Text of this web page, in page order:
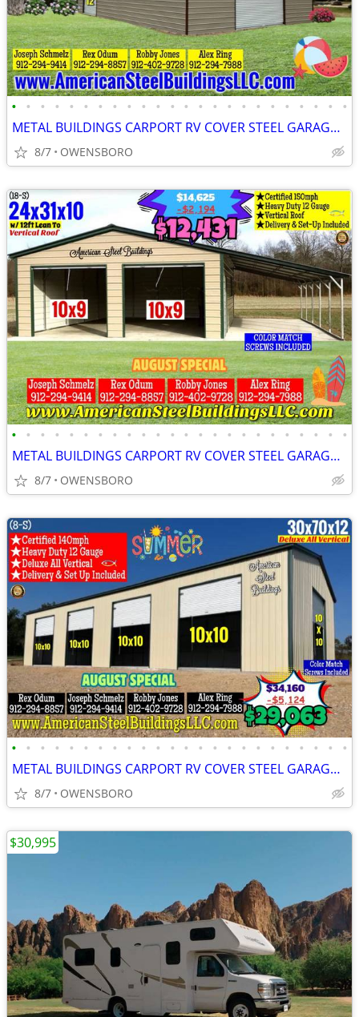
• • • • • • • • • • • • • • • • • • • • • • • •
METAL BUILDINGS CARPORT RV COVER STEEL GARAGE METAL BUILDING POLE BARN
8/7 OWENSBORO
• • • • • • • • • • • • • • • • • • • • • • • •
METAL BUILDINGS CARPORT RV COVER STEEL GARAGE UTILITY SHED POLE BARN
8/7 OWENSBORO
• • • • • • • • • • • • • • • • • • • • • • • •
METAL BUILDINGS CARPORT RV COVER STEEL GARAGE METAL BUILDING POLE BARN
8/7 OWENSBORO
$30,995